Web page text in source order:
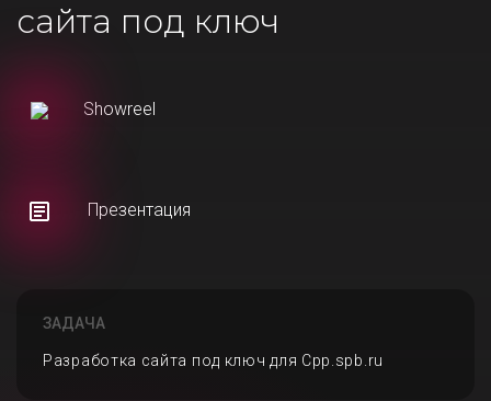
сайта под ключ
Showreel
Презентация
ЗАДАЧА
Разработка сайта под ключ для Cpp.spb.ru